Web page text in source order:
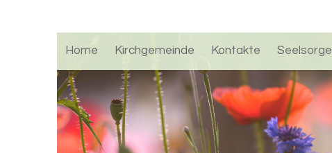
Home Kirchgemeinde Kontakte Seelsorge